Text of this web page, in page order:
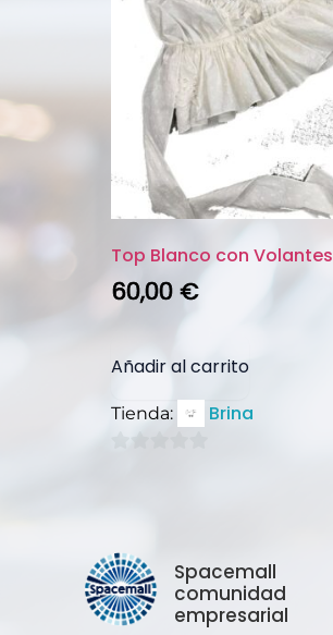
60,00€
Añadir al carrito
Tienda: Brina
Spacemall
comunidad
empresarial